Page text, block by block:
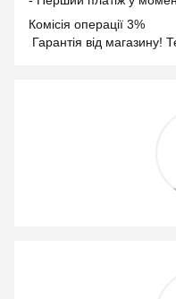
Комісія операції 3%
Гарантія від магазину!